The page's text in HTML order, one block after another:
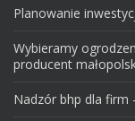
Planowanie
Wybieramy
producent
Nadzór bhp dla firm